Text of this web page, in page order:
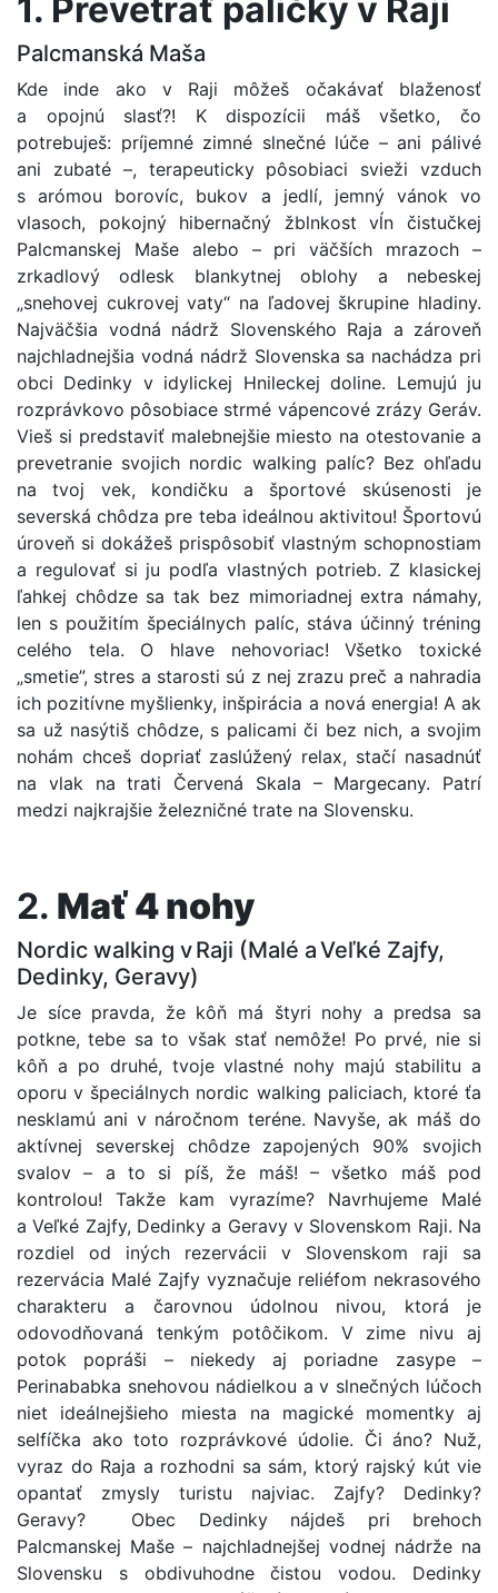
1. Prevetrať paličky v Raji
Palcmanská Maša
Kde inde ako v Raji môžeš očakávať blaženosť
a opojnú slasť?! K dispozícii máš všetko, čo
potrebuješ: príjemné zimné slnečné lúče – ani pálivé
ani zubaté –, terapeuticky pôsobiaci svieži vzduch
s arómou borovíc, bukov a jedlí, jemný vánok vo
vlasoch, pokojný hibernačný žblnkost vĺn čistučkej
Palcmanskej Maše alebo – pri väčších mrazoch –
zrkadlový odlesk blankytnej oblohy a nebeskej
„snehovej cukrovej vaty“ na ľadovej škrupine hladiny.
Najväčšia vodná nádrž Slovenského Raja a zároveň
najchladnejšia vodná nádrž Slovenska sa nachádza pri
obci Dedinky v idylickej Hnileckej doline. Lemujú ju
rozprávkovo pôsobiace strmé vápencové zrázy Geráv.
Vieš si predstaviť malebnejšie miesto na otestovanie a
prevetranie svojich nordic walking palíc? Bez ohľadu
na tvoj vek, kondičku a športové skúsenosti je
severská chôdza pre teba ideálnou aktivitou! Športovú
úroveň si dokážeš prispôsobiť vlastným schopnostiam
a regulovať si ju podľa vlastných potrieb. Z klasickej
ľahkej chôdze sa tak bez mimoriadnej extra námahy,
len s použitím špeciálnych palíc, stáva účinný tréning
celého tela. O hlave nehovoriac! Všetko toxické
„smetie”, stres a starosti sú z nej zrazu preč a nahradia
ich pozitívne myšlienky, inšpirácia a nová energia! A ak
sa už nasýtiš chôdze, s palicami či bez nich, a svojim
nohám chceš dopriať zaslúžený relax, stačí nasadnúť
na vlak na trati Červená Skala – Margecany. Patrí
medzi najkrajšie železničné trate na Slovensku.
2. Mať 4 nohy
Nordic walking v Raji (Malé a Veľké Zajfy,
Dedinky, Geravy)
Je síce pravda, že kôň má štyri nohy a predsa sa
potkne, tebe sa to však stať nemôže! Po prvé, nie si
kôň a po druhé, tvoje vlastné nohy majú stabilitu a
oporu v špeciálnych nordic walking paliciach, ktoré ťa
nesklamú ani v náročnom teréne. Navyše, ak máš do
aktívnej severskej chôdze zapojených 90% svojich
svalov – a to si píš, že máš! – všetko máš pod
kontrolou! Takže kam vyrazíme? Navrhujeme Malé
a Veľké Zajfy, Dedinky a Geravy v Slovenskom Raji. Na
rozdiel od iných rezervácii v Slovenskom raji sa
rezervácia Malé Zajfy vyznačuje reliéfom nekrasového
charakteru a čarovnou údolnou nivou, ktorá je
odovodňovaná tenkým potôčikom. V zime nivu aj
potok popráši – niekedy aj poriadne zasype –
Perinababka snehovou nádielkou a v slnečných lúčoch
niet ideálnejšieho miesta na magické momentky aj
selfíčka ako toto rozprávkové údolie. Či áno? Nuž,
vyraz do Raja a rozhodni sa sám, ktorý rajský kút vie
opantať zmysly turistu najviac. Zajfy? Dedinky?
Geravy? Obec Dedinky nájdeš pri brehoch
Palcmanskej Maše – najchladnejšej vodnej nádrže na
Slovensku s obdivuhodne čistou vodou. Dedinky